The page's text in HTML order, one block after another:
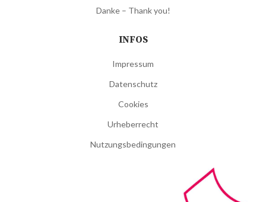
Danke – Thank you!
INFOS
Impressum
Datenschutz
Cookies
Urheberrecht
Nutzungsbedingungen